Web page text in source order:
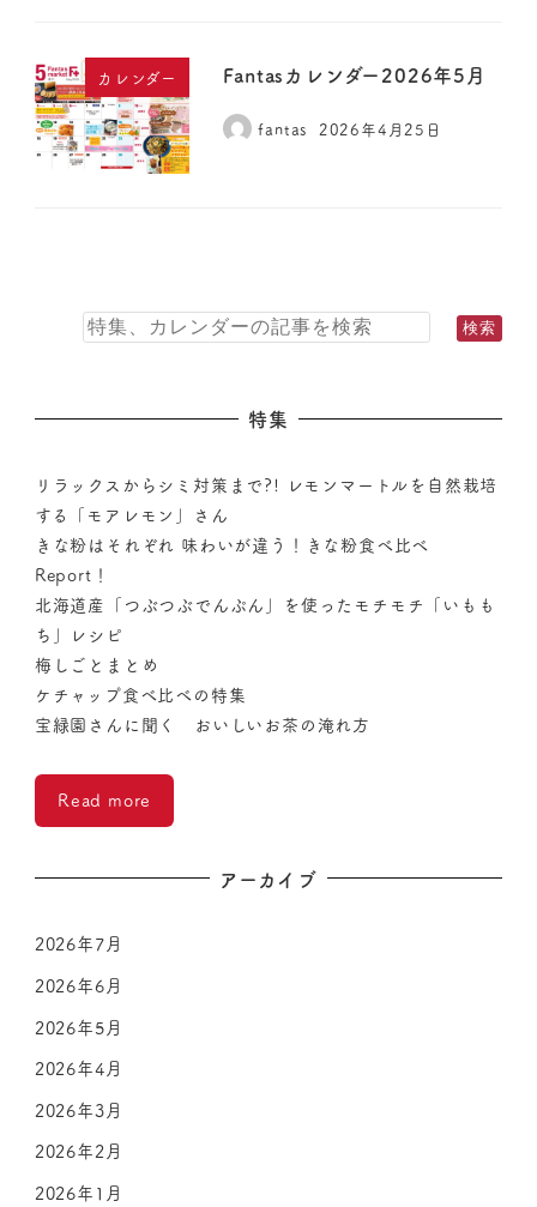
カレンダー Fantasカレンダー2026年5月
fantas 2026年4月25日
特集
リラックスからシミ対策まで?! レモンマートルを自然栽培
する「モアレモン」さん
きな粉はそれぞれ 味わいが違う！きな粉食べ比べ
Report！
北海道産「つぶつぶでんぷん」を使ったモチモチ「いもも
ち」レシピ
梅しごとまとめ
ケチャップ食べ比べの特集
宝緑園さんに聞く おいしいお茶の淹れ方
Read more
アーカイブ
2026年7月
2026年6月
2026年5月
2026年4月
2026年3月
2026年2月
2026年1月